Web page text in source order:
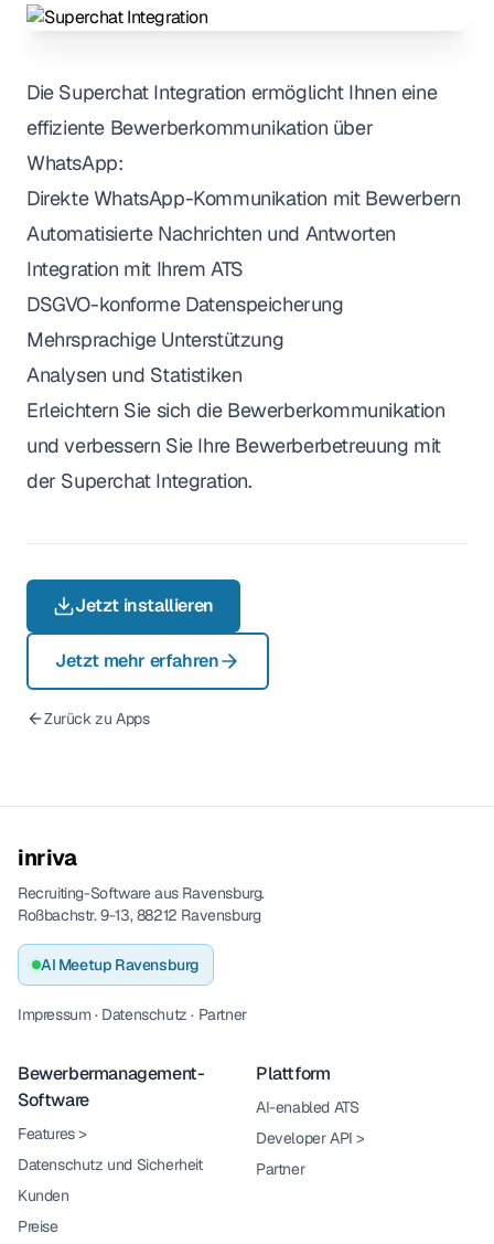
Die Superchat Integration ermöglicht Ihnen eine
effiziente Bewerberkommunikation über
WhatsApp:
Direkte WhatsApp-Kommunikation mit Bewerbern
Automatisierte Nachrichten und Antworten
Integration mit Ihrem ATS
DSGVO-konforme Datenspeicherung
Mehrsprachige Unterstützung
Analysen und Statistiken
Erleichtern Sie sich die Bewerberkommunikation
und verbessern Sie Ihre Bewerberbetreuung mit
der Superchat Integration.
Jetzt installieren
Jetzt mehr erfahren
Zurück zu Apps
inriva
Recruiting-Software aus Ravensburg.
Roßbachstr. 9-13, 88212 Ravensburg
AI Meetup Ravensburg
Impressum· Datenschutz · Partner
Bewerbermanagement-
Software
Features>
Datenschutz und Sicherheit
Kunden
Preise
Plattform
AI-enabled ATS
Developer API >
Partner